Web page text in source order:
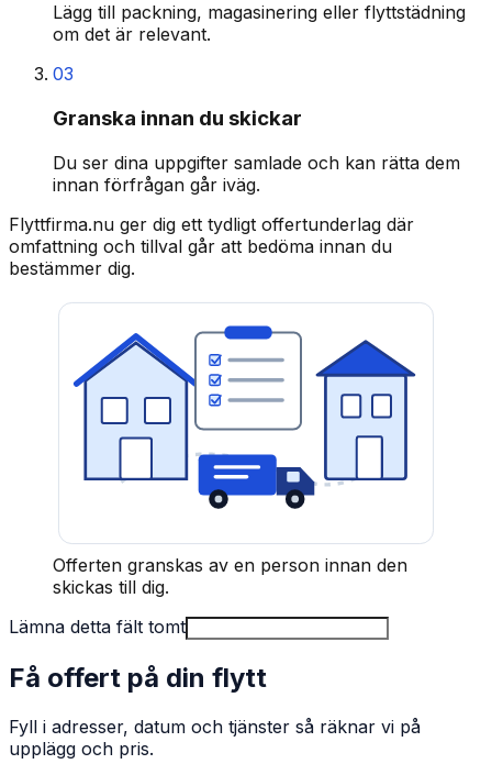
Lägg till packning, magasinering eller flyttstädning
om det är relevant.
03
Granska innan du skickar
Du ser dina uppgifter samlade och kan rätta dem
innan förfrågan går iväg.
Flyttfirma.nu ger dig ett tydligt offertunderlag där
omfattning och tillval går att bedöma innan du
bestämmer dig.
Offerten granskas av en person innan den
skickas till dig.
Lämna detta fält tomt
Få offert på din flytt
Fyll i adresser, datum och tjänster så räknar vi på
upplägg och pris.